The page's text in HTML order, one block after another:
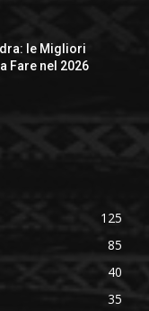
le Migliori
Fare nel 2026
125
85
40
35